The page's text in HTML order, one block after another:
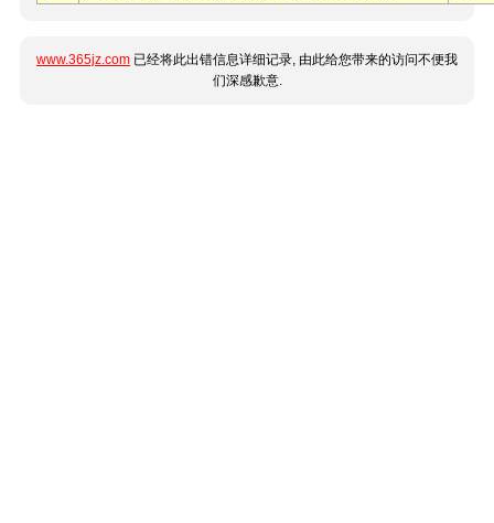
www.365jz.com 已经将此出错信息详细记录, 由此给您带来的访问不便我
们深感歉意.